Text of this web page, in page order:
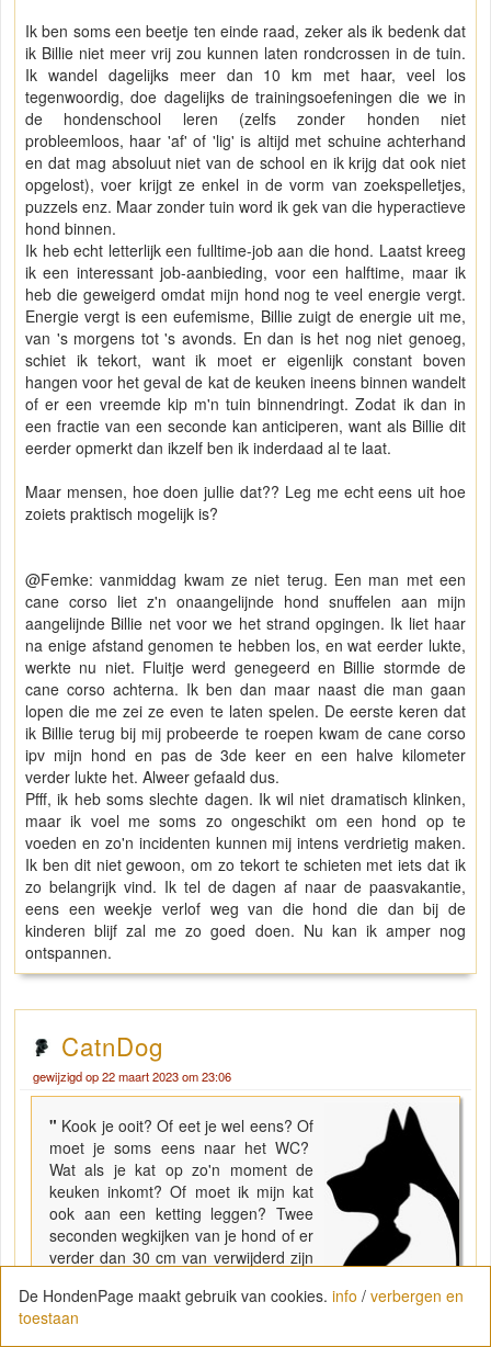
Ik ben soms een beetje ten einde raad, zeker als ik bedenk dat
ik Billie niet meer vrij zou kunnen laten rondcrossen in de tuin.
Ik wandel dagelijks meer dan 10 km met haar, veel los
tegenwoordig, doe dagelijks de trainingsoefeningen die we in
de hondenschool leren (zelfs zonder honden niet
probleemloos, haar 'af' of 'lig' is altijd met schuine achterhand
en dat mag absoluut niet van de school en ik krijg dat ook niet
opgelost), voer krijgt ze enkel in de vorm van zoekspelletjes,
puzzels enz. Maar zonder tuin word ik gek van die hyperactieve
hond binnen.
Ik heb echt letterlijk een fulltime-job aan die hond. Laatst kreeg
ik een interessant job-aanbieding, voor een halftime, maar ik
heb die geweigerd omdat mijn hond nog te veel energie vergt.
Energie vergt is een eufemisme, Billie zuigt de energie uit me,
van 's morgens tot 's avonds. En dan is het nog niet genoeg,
schiet ik tekort, want ik moet er eigenlijk constant boven
hangen voor het geval de kat de keuken ineens binnen wandelt
of er een vreemde kip m'n tuin binnendringt. Zodat ik dan in
een fractie van een seconde kan anticiperen, want als Billie dit
eerder opmerkt dan ikzelf ben ik inderdaad al te laat.
Maar mensen, hoe doen jullie dat?? Leg me echt eens uit hoe
zoiets praktisch mogelijk is?
@Femke: vanmiddag kwam ze niet terug. Een man met een
cane corso liet z'n onaangelijnde hond snuffelen aan mijn
aangelijnde Billie net voor we het strand opgingen. Ik liet haar
na enige afstand genomen te hebben los, en wat eerder lukte,
werkte nu niet. Fluitje werd genegeerd en Billie stormde de
cane corso achterna. Ik ben dan maar naast die man gaan
lopen die me zei ze even te laten spelen. De eerste keren dat
ik Billie terug bij mij probeerde te roepen kwam de cane corso
ipv mijn hond en pas de 3de keer en een halve kilometer
verder lukte het. Alweer gefaald dus.
Pfff, ik heb soms slechte dagen. Ik wil niet dramatisch klinken,
maar ik voel me soms zo ongeschikt om een hond op te
voeden en zo'n incidenten kunnen mij intens verdrietig maken.
Ik ben dit niet gewoon, om zo tekort te schieten met iets dat ik
zo belangrijk vind. Ik tel de dagen af naar de paasvakantie,
eens een weekje verlof weg van die hond die dan bij de
kinderen blijf zal me zo goed doen. Nu kan ik amper nog
ontspannen.
CatnDog
gewijzigd op 22 maart 2023 om 23:06
" Kook je ooit? Of eet je wel eens? Of
moet je soms eens naar het WC?
Wat als je kat op zo'n moment de
keuken inkomt? Of moet ik mijn kat
ook aan een ketting leggen? Twee
seconden wegkijken van je hond of er
verder dan 30 cm van verwijderd zijn
lees, denk ik, een hond hebben
betekent gewoon dat je leven voorbij
De HondenPage maakt gebruik van cookies. info / verbergen en
toestaan